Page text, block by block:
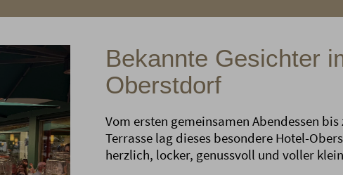
Bekannte Gesichter
Oberstdorf
Vom ersten gemeinsamen Abendessen
Terrasse lag dieses besondere Hotel-
herzlich, locker, genussvoll und voller